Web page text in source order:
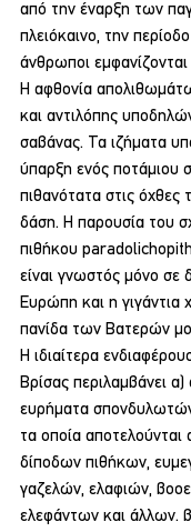
από την έναρξη των
πλειόκαινο, την
άνθρωποι
Η αφθονία
και αντιλόπης
σαβάνας. Τα ιζήματα
ύπαρξη ενός ποτάμιου
πιθανότατα στις όχθες
δάση. Η παρουσία του
πιθήκου
είναι γνωστός μόνο σε
Ευρώπη και η γιγάντια
πανίδα των Βατερών
Η ιδιαίτερα
Βρίσας περιλαμβάνει
ευρήματα
τα οποία
δίποδων πιθήκων,
γαζελών, ελαφιών,
ελεφάντων και άλλων.